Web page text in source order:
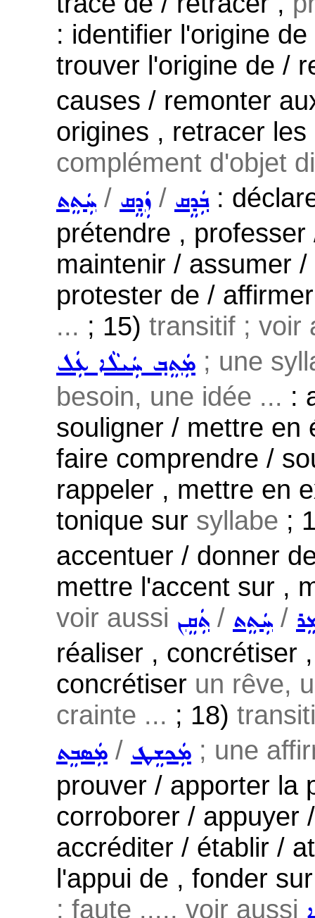
: identifier l'origine
trouver l'origine de /
causes / remonter
origines , retracer
complément d'objet
ܚܲܬܸܬ / ܙܲܕܸܩ / ܒܲܕܸܩ:
prétendre ,
maintenir / assumer
protester de /
... ; 15) transitif ; voir
ܡܲܬܸܒ݂ ܚܲܝܠܵܐ ܥܲܠ ; une
besoin, une idée ... :
souligner / mettre en
faire comprendre /
rappeler , mettre en
tonique sur syllabe ;
accentuer / donner
mettre l'accent sur ,
voir aussi ܬܲܩܸܢ / ܚܲܬܸܬ /
réaliser , concrétiser
concrétiser un rêve,
crainte ... ; 18)
ܡܲܣܒܸܬ / ܡܲܟܫܸܛ ; une
prouver / apporter la
corroborer / appuyer
accréditer / établir /
l'appui de , fonder
; faute ...., voir aussi